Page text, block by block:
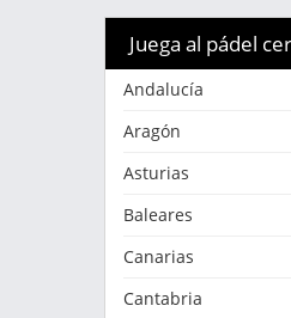
Juega al pádel
Andalucía
Aragón
Asturias
Baleares
Canarias
Cantabria